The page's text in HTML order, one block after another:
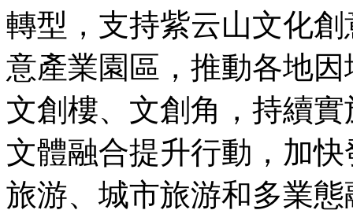
轉型，支持紫云山文化
意產業園區，推動各地
文創樓、文創角，持續
文體融合提升行動，加
旅游、城市旅游和多業